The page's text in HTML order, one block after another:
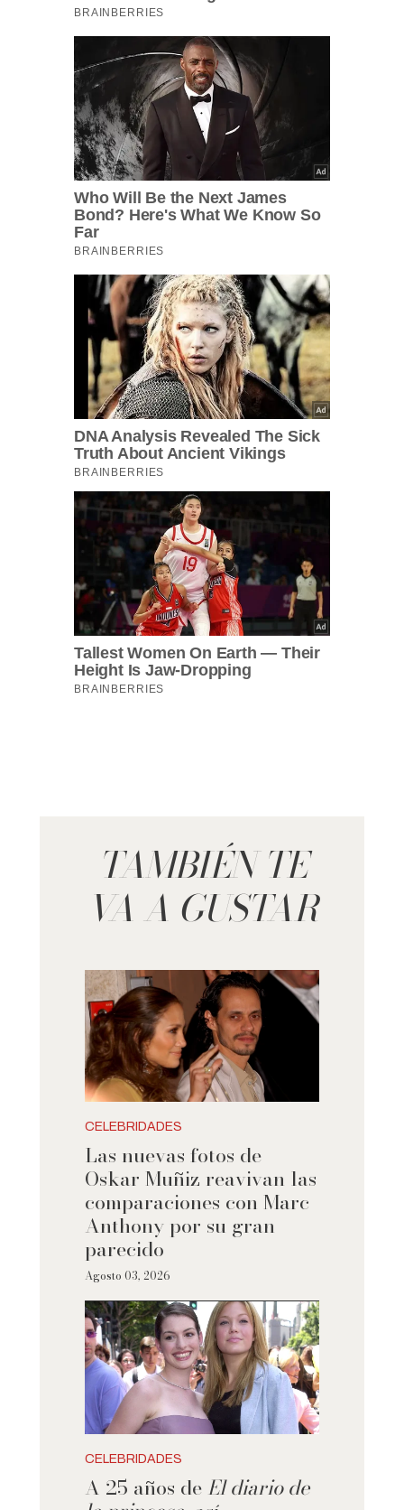
TAMBIÉN TE
VA A GUSTAR
CELEBRIDADES
Las nuevas fotos de
Oskar Muñiz reavivan las
comparaciones con Marc
Anthony por su gran
parecido
Agosto 03, 2026
CELEBRIDADES
A 25 años de El diario de